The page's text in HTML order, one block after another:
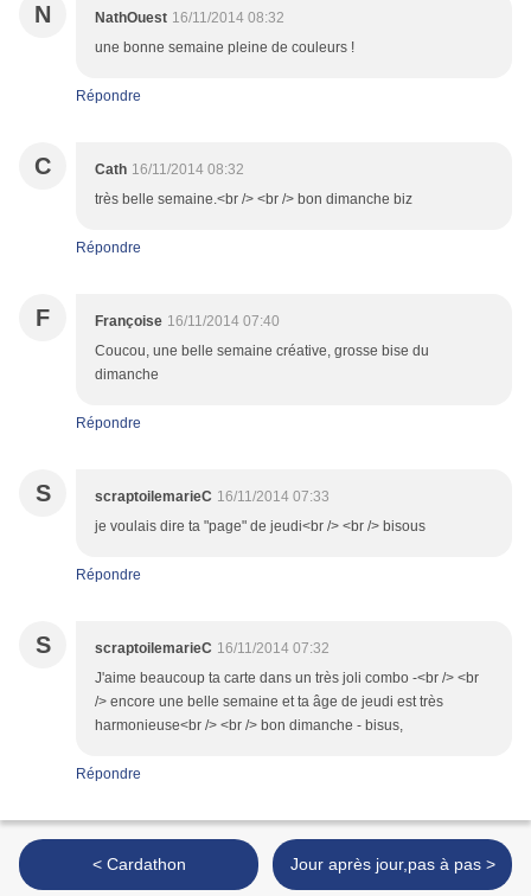
N NathOuest 16/11/2014 08:32
une bonne semaine pleine de couleurs !
Répondre
C Cath 16/11/2014 08:32
très belle semaine.<br /> <br /> bon dimanche biz
Répondre
F Françoise 16/11/2014 07:40
Coucou, une belle semaine créative, grosse bise du
dimanche
Répondre
S scraptoilemarieC 16/11/2014 07:33
je voulais dire ta "page" de jeudi<br /> <br /> bisous
Répondre
S scraptoilemarieC 16/11/2014 07:32
J'aime beaucoup ta carte dans un très joli combo -<br /> <br
/> encore une belle semaine et ta âge de jeudi est très
harmonieuse<br /> <br /> bon dimanche - bisus,
Répondre
< Cardathon Jour après jour,pas à pas >